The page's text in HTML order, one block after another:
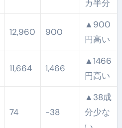
カ半分
12,960 900
▲900
円高い
11,664 1,466
▲1466
円高い
74 -38
▲38成
分少な